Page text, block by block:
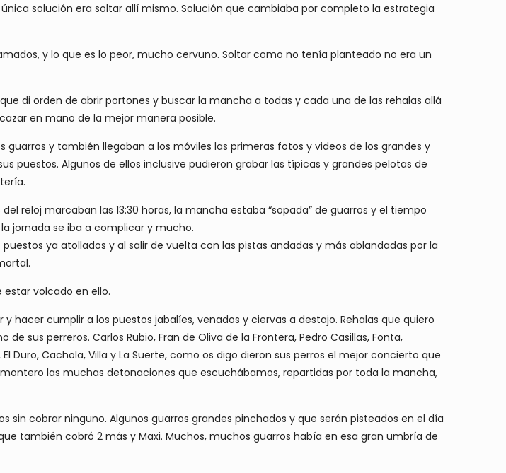
solución era soltar allí mismo. Solución que cambiaba por completo la estrategia
y lo que es lo peor, mucho cervuno. Soltar como no tenía planteado no era un
di orden de abrir portones y buscar la mancha a todas y cada una de las rehalas allá
en mano de la mejor manera posible.
y también llegaban a los móviles las primeras fotos y videos de los grandes y
puestos. Algunos de ellos inclusive pudieron grabar las típicas y grandes pelotas de
reloj marcaban las 13:30 horas, la mancha estaba “sopada” de guarros y el tiempo
jornada se iba a complicar y mucho.
ya atollados y al salir de vuelta con las pistas andadas y más ablandadas por la
volcado en ello.
hacer cumplir a los puestos jabalíes, venados y ciervas a destajo. Rehalas que quiero
sus perreros. Carlos Rubio, Fran de Oliva de la Frontera, Pedro Casillas, Fonta,
Duro, Cachola, Villa y La Suerte, como os digo dieron sus perros el mejor concierto que
las muchas detonaciones que escuchábamos, repartidas por toda la mancha,
sin cobrar ninguno. Algunos guarros grandes pinchados y que serán pisteados en el día
también cobró 2 más y Maxi. Muchos, muchos guarros había en esa gran umbría de